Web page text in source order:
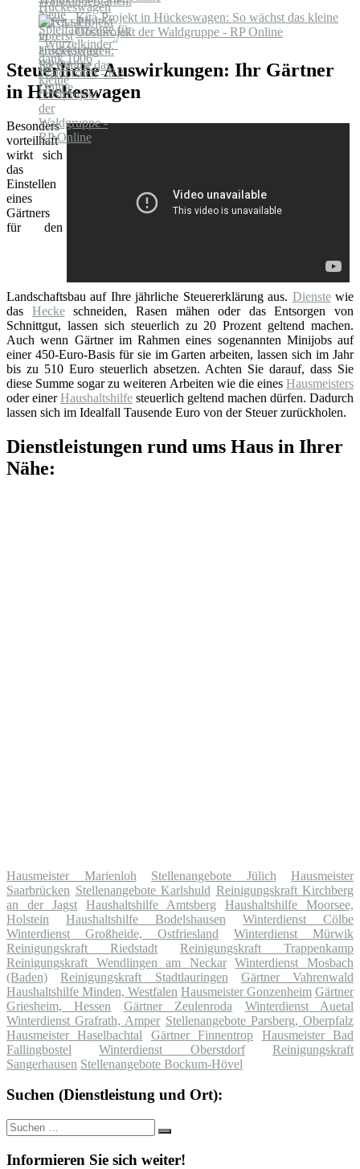
Kita-Projekt in Hückeswagen: So wächst das kleine
Obstprojekt der Waldgruppe - RP Online
Steuerliche Auswirkungen: Ihr Gärtner
in Hückeswagen
Besonders
vorteilhaft
wirkt sich
das
Einstellen
eines
Gärtners
für den
Landschaftsbau auf Ihre jährliche Steuererklärung aus. Dienstewie
das Heckeschneiden, Rasen mähen oder das Entsorgen von
Schnittgut, lassen sich steuerlich zu 20 Prozent geltend machen.
Auch wenn Gärtner im Rahmen eines sogenannten Minijobs auf
einer 450-Euro-Basis für sie im Garten arbeiten, lassen sich im Jahr
bis zu 510 Euro steuerlich absetzen. Achten Sie darauf, dass Sie
diese Summe sogar zu weiteren Arbeiten wie die eines Hausmeisters
oder einerHaushaltshilfe steuerlich geltend machen dürfen. Dadurch
lassen sich im Idealfall Tausende Euro von der Steuer zurückholen.
Dienstleistungen rund ums Haus in Ihrer
Nähe:
Hausmeister Marienloh Stellenangebote Jülich
Hausmeister
Saarbrücken Stellenangebote Karlshuld Reinigungskraft Kirchberg
an der Jagst
Haushaltshilfe Amtsberg
Haushaltshilfe Moorsee,
Holstein
Haushaltshilfe Bodelshausen
Winterdienst Cölbe
Winterdienst Großheide, Ostfriesland
Winterdienst Mürwik
Reinigungskraft Riedstadt
Reinigungskraft Trappenkamp
Reinigungskraft Wendlingen am Neckar
Winterdienst Mosbach
(Baden)
Reinigungskraft Stadtlauringen
Gärtner Vahrenwald
Haushaltshilfe Minden, Westfalen Hausmeister Gonzenheim Gärtner
Griesheim, Hessen
Gärtner Zeulenroda
Winterdienst Auetal
Winterdienst Grafrath, Amper Stellenangebote Parsberg, Oberpfalz
Hausmeister Haselbachtal
Gärtner Finnentrop
Hausmeister Bad
Fallingbostel
Winterdienst Oberstdorf
Reinigungskraft
Sangerhausen Stellenangebote Bockum-Hövel
Suchen (Dienstleistung und Ort):
Suche
nach:
Suchen
Informieren Sie sich weiter!